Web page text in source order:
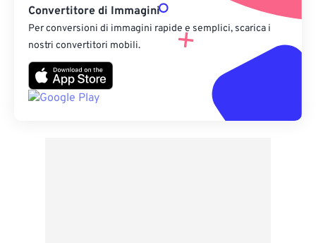
Convertitore di Immagini
Per conversioni di immagini rapide e semplici, scarica i
nostri convertitori mobili.